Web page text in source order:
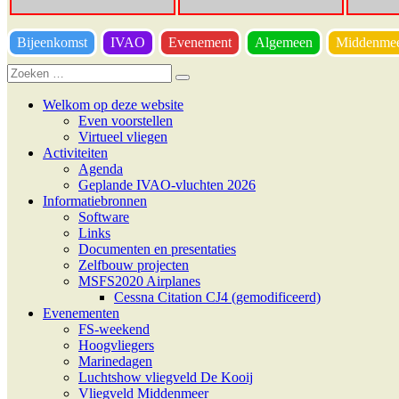
Bijeenkomst IVAO Evenement Algemeen
Zoeken
naar:
Zoeken
Welkom op deze website
Even voorstellen
Virtueel vliegen
Activiteiten
Agenda
Geplande IVAO-vluchten 2026
Informatiebronnen
Software
Links
Documenten en presentaties
Zelfbouw projecten
MSFS2020 Airplanes
Cessna Citation CJ4 (gemodificeerd)
Evenementen
FS-weekend
Hoogvliegers
Marinedagen
Luchtshow vliegveld De Kooij
Vliegveld Middenmeer